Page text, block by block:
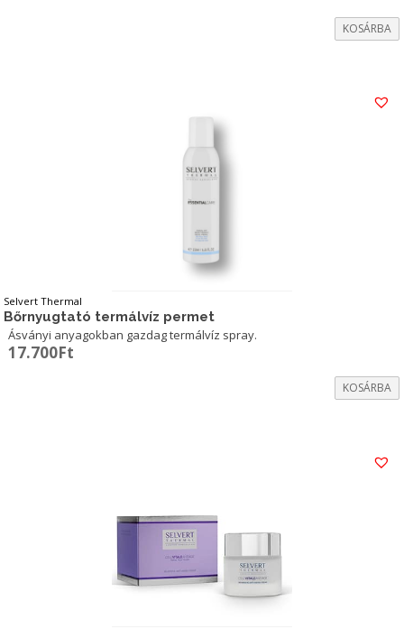
KOSÁRBA
Selvert Thermal
Bőrnyugtató termálvíz permet
Ásványi anyagokban gazdag termálvíz spray.
17.700Ft
KOSÁRBA